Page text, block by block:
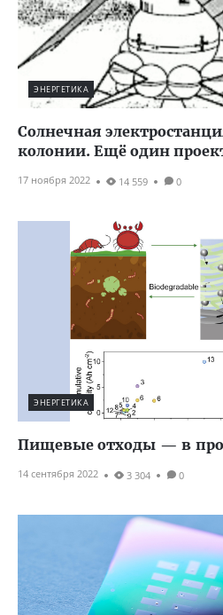
ЭНЕРГЕТИКА
Солнечная
колонии. Ещё один
17 ноября 2022 14 559 0
ЭНЕРГЕТИКА
Пищевые отходы — в
14 сентября 2022 3 304 0